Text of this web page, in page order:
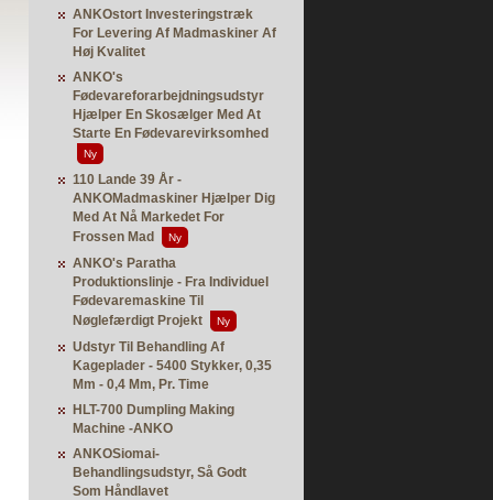
ANKOstort Investeringstræk
For Levering Af Madmaskiner Af
Høj Kvalitet
ANKO's
Fødevareforarbejdningsudstyr
Hjælper En Skosælger Med At
Starte En Fødevarevirksomhed
Ny
110 Lande 39 År -
ANKOMadmaskiner Hjælper Dig
Med At Nå Markedet For
Frossen Mad
Ny
ANKO's Paratha
Produktionslinje - Fra Individuel
Fødevaremaskine Til
Nøglefærdigt Projekt
Ny
Udstyr Til Behandling Af
Kageplader - 5400 Stykker, 0,35
Mm - 0,4 Mm, Pr. Time
HLT-700 Dumpling Making
Machine -ANKO
ANKOSiomai-
Behandlingsudstyr, Så Godt
Som Håndlavet